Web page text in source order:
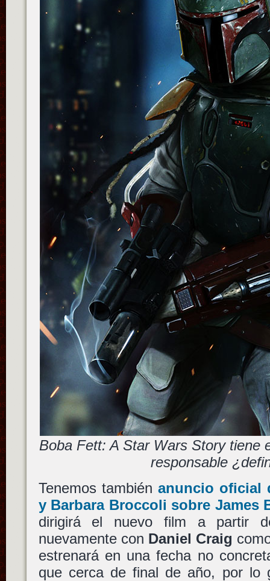
Boba Fett: A Star Wars Story tiene
responsable
Tenemos también anuncio oficial
y Barbara Broccoli sobre James
dirigirá el nuevo film a partir
nuevamente con Daniel Craig
estrenará en una fecha no
que cerca de final de año, por lo